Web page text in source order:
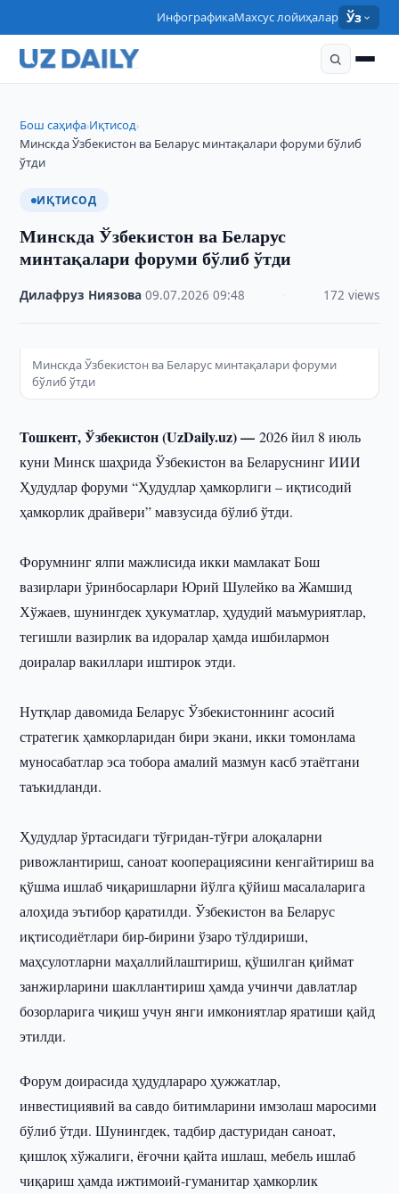
ИнфографикаМахсус лойиҳалар Ўз
Бош саҳифа›Иқтисод›
Минскда Ўзбекистон ва Беларус минтақалари форуми бўлиб
ўтди
ИҚТИСОД
Минскда Ўзбекистон ва Беларус
минтақалари форуми бўлиб ўтди
Дилафруз Ниязова ·09.07.2026 ·09:48 172 views
Минскда Ўзбекистон ва Беларус минтақалари форуми
бўлиб ўтди
Тошкент, Ўзбекистон (UzDaily.uz) —2026 йил 8 июль
куни Минск шаҳрида Ўзбекистон ва Беларуснинг ИИИ
Ҳудудлар форуми “Ҳудудлар ҳамкорлиги – иқтисодий
ҳамкорлик драйвери” мавзусида бўлиб ўтди.
Форумнинг ялпи мажлисида икки мамлакат Бош
вазирлари ўринбосарлари Юрий Шулейко ва Жамшид
Хўжаев, шунингдек ҳукуматлар, ҳудудий маъмуриятлар,
тегишли вазирлик ва идоралар ҳамда ишбилармон
доиралар вакиллари иштирок этди.
Нутқлар давомида Беларус Ўзбекистоннинг асосий
стратегик ҳамкорларидан бири экани, икки томонлама
муносабатлар эса тобора амалий мазмун касб этаётгани
таъкидланди.
Ҳудудлар ўртасидаги тўғридан-тўғри алоқаларни
ривожлантириш, саноат кооперациясини кенгайтириш ва
қўшма ишлаб чиқаришларни йўлга қўйиш масалаларига
алоҳида эътибор қаратилди. Ўзбекистон ва Беларус
иқтисодиётлари бир-бирини ўзаро тўлдириши,
маҳсулотларни маҳаллийлаштириш, қўшилган қиймат
занжирларини шакллантириш ҳамда учинчи давлатлар
бозорларига чиқиш учун янги имкониятлар яратиши қайд
этилди.
Форум доирасида ҳудудлараро ҳужжатлар,
инвестициявий ва савдо битимларини имзолаш маросими
бўлиб ўтди. Шунингдек, тадбир дастуридан саноат,
қишлоқ хўжалиги, ёғочни қайта ишлаш, мебель ишлаб
чиқариш ҳамда ижтимоий-гуманитар ҳамкорлик